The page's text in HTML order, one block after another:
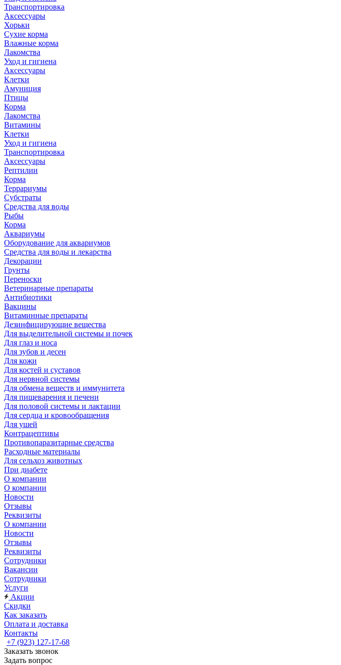
Транспортировка
Аксессуары
Хорьки
Сухие корма
Влажные корма
Лакомства
Уход и гигиена
Аксессуары
Клетки
Амуниция
Птицы
Корма
Лакомства
Витамины
Клетки
Уход и гигиена
Транспортировка
Аксессуары
Рептилии
Корма
Террариумы
Субстраты
Средства для воды
Рыбы
Корма
Аквариумы
Оборудование для аквариумов
Средства для воды и лекарства
Декорации
Грунты
Переноски
Ветеринарные препараты
Антибиотики
Вакцины
Витаминные препараты
Дезинфицирующие вещества
Для выделительной системы и почек
Для глаз и носа
Для зубов и десен
Для кожи
Для костей и суставов
Для нервной системы
Для обмена веществ и иммунитета
Для пищеварения и печени
Для половой системы и лактации
Для сердца и кровообращения
Для ушей
Контрацептивы
Противопаразитарные средства
Расходные материалы
Для сельхоз животных
При диабете
О компании
О компании
Новости
Отзывы
Реквизиты
О компании
Новости
Отзывы
Реквизиты
Сотрудники
Вакансии
Сотрудники
Услуги
Акции
Скидки
Как заказать
Оплата и доставка
Контакты
+7 (923) 127-17-68
Заказать звонок
Задать вопрос